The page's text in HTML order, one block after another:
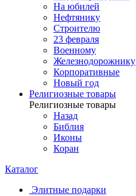
На юбилей
Нефтянику
Строителю
23 февраля
Военному
Железнодорожнику
Корпоративные
Новый год
Религиозные товары
Религиозные товары
Назад
Библия
Иконы
Коран
Каталог
Элитные подарки